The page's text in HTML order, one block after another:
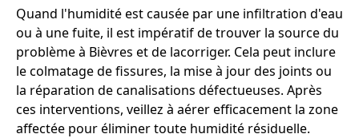
Quand l'humidité est causée par une infiltration d'eau
ou à une fuite, il est impératif de trouver la source du
problème à Bièvres et de lacorriger. Cela peut inclure
le colmatage de fissures, la mise à jour des joints ou
la réparation de canalisations défectueuses. Après
ces interventions, veillez à aérer efficacement la zone
affectée pour éliminer toute humidité résiduelle.